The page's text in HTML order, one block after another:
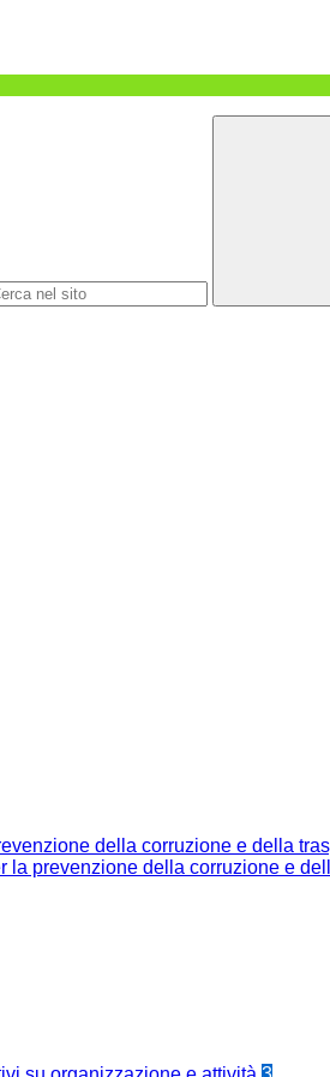
della corruzione e della
la prevenzione della corruzione e